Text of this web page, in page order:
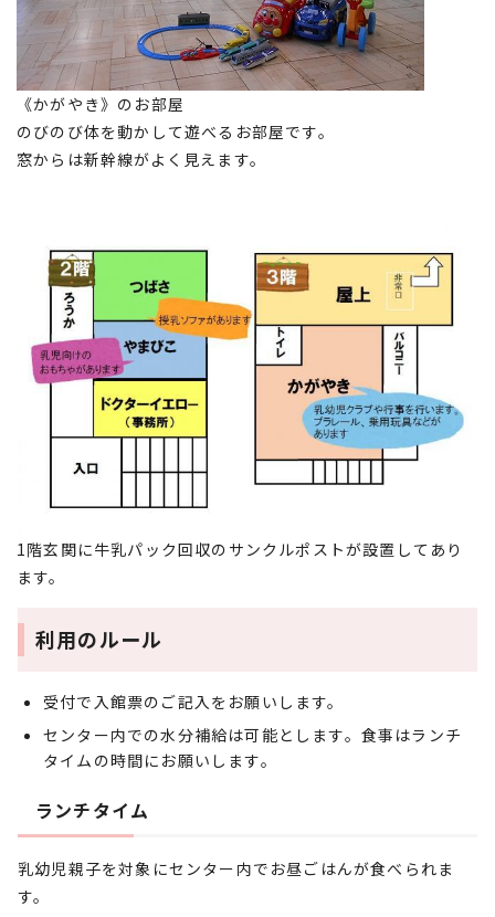
《かがやき》のお部屋
のびのび体を動かして遊べるお部屋です。
窓からは新幹線がよく見えます。
1階玄関に牛乳パック回収のサンクルポストが設置してあり
ます。
利用のルール
受付で入館票のご記入をお願いします。
センター内での水分補給は可能とします。食事はランチ
タイムの時間にお願いします。
ランチタイム
乳幼児親子を対象にセンター内でお昼ごはんが食べられま
す。